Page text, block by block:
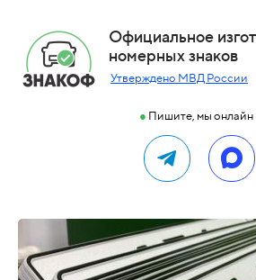
Официальное
номерных знаков
Утверждено МВД России
● Пишите, мы онлайн